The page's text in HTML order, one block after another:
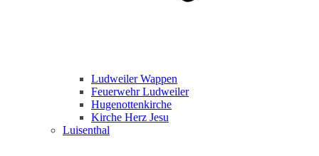
Ludweiler Wappen
Feuerwehr Ludweiler
Hugenottenkirche
Kirche Herz Jesu
Luisenthal